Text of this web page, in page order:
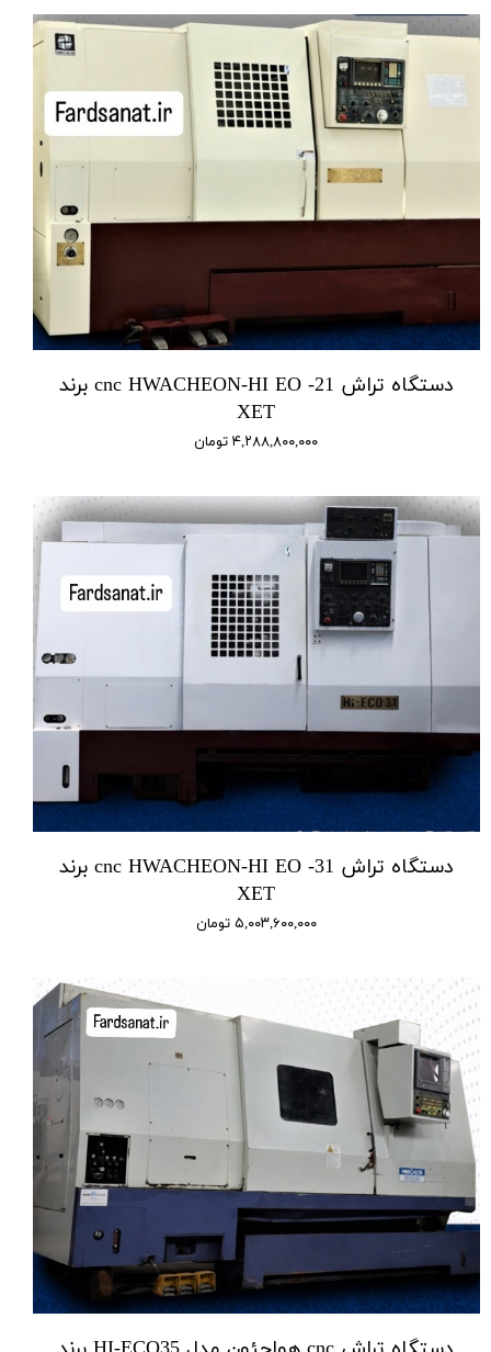
دستگاه تراش cnc HWACHEON-HI EO -21 برند
XET
۴,۲۸۸,۸۰۰,۰۰۰ تومان
دستگاه تراش cnc HWACHEON-HI EO -31 برند
XET
۵,۰۰۳,۶۰۰,۰۰۰ تومان